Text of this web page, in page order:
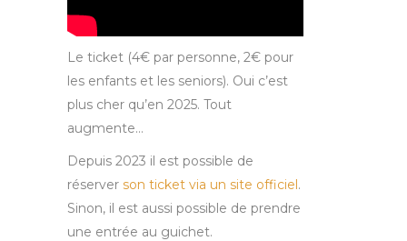
Le ticket (4€ par personne, 2€ pour
les enfants et les seniors). Oui c’est
plus cher qu’en 2025. Tout
augmente…
Depuis 2023 il est possible de
réserver son ticket via un site officiel.
Sinon, il est aussi possible de prendre
une entrée au guichet.